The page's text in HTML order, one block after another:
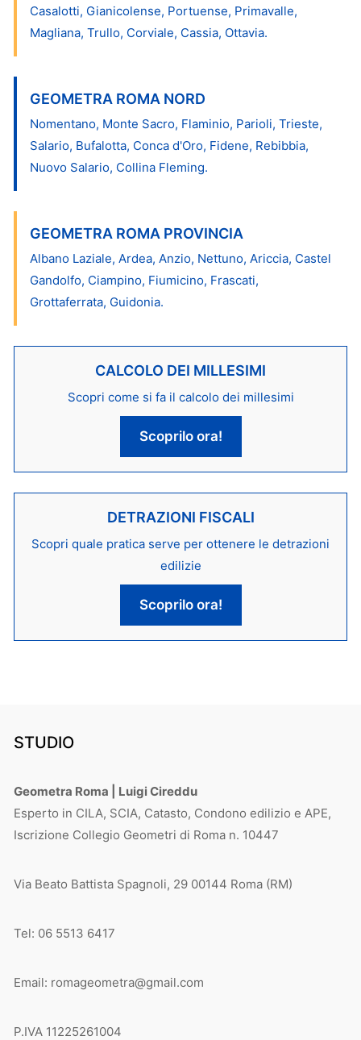
Casalotti, Gianicolense, Portuense, Primavalle,
Magliana, Trullo, Corviale, Cassia, Ottavia.
GEOMETRA ROMA NORD
Nomentano, Monte Sacro, Flaminio, Parioli, Trieste,
Salario, Bufalotta, Conca d'Oro, Fidene, Rebibbia,
Nuovo Salario, Collina Fleming.
GEOMETRA ROMA PROVINCIA
Albano Laziale, Ardea, Anzio, Nettuno, Ariccia, Castel
Gandolfo, Ciampino, Fiumicino, Frascati,
Grottaferrata, Guidonia.
CALCOLO DEI MILLESIMI
Scopri come si fa il calcolo dei millesimi
Scoprilo ora!
DETRAZIONI FISCALI
Scopri quale pratica serve per ottenere le detrazioni
edilizie
Scoprilo ora!
STUDIO
Geometra Roma | Luigi Cireddu
Esperto in CILA, SCIA, Catasto, Condono edilizio e APE,
Iscrizione Collegio Geometri di Roma n. 10447
Via Beato Battista Spagnoli, 29 00144 Roma (RM)
Tel: 06 5513 6417
Email: romageometra@gmail.com
P.IVA 11225261004